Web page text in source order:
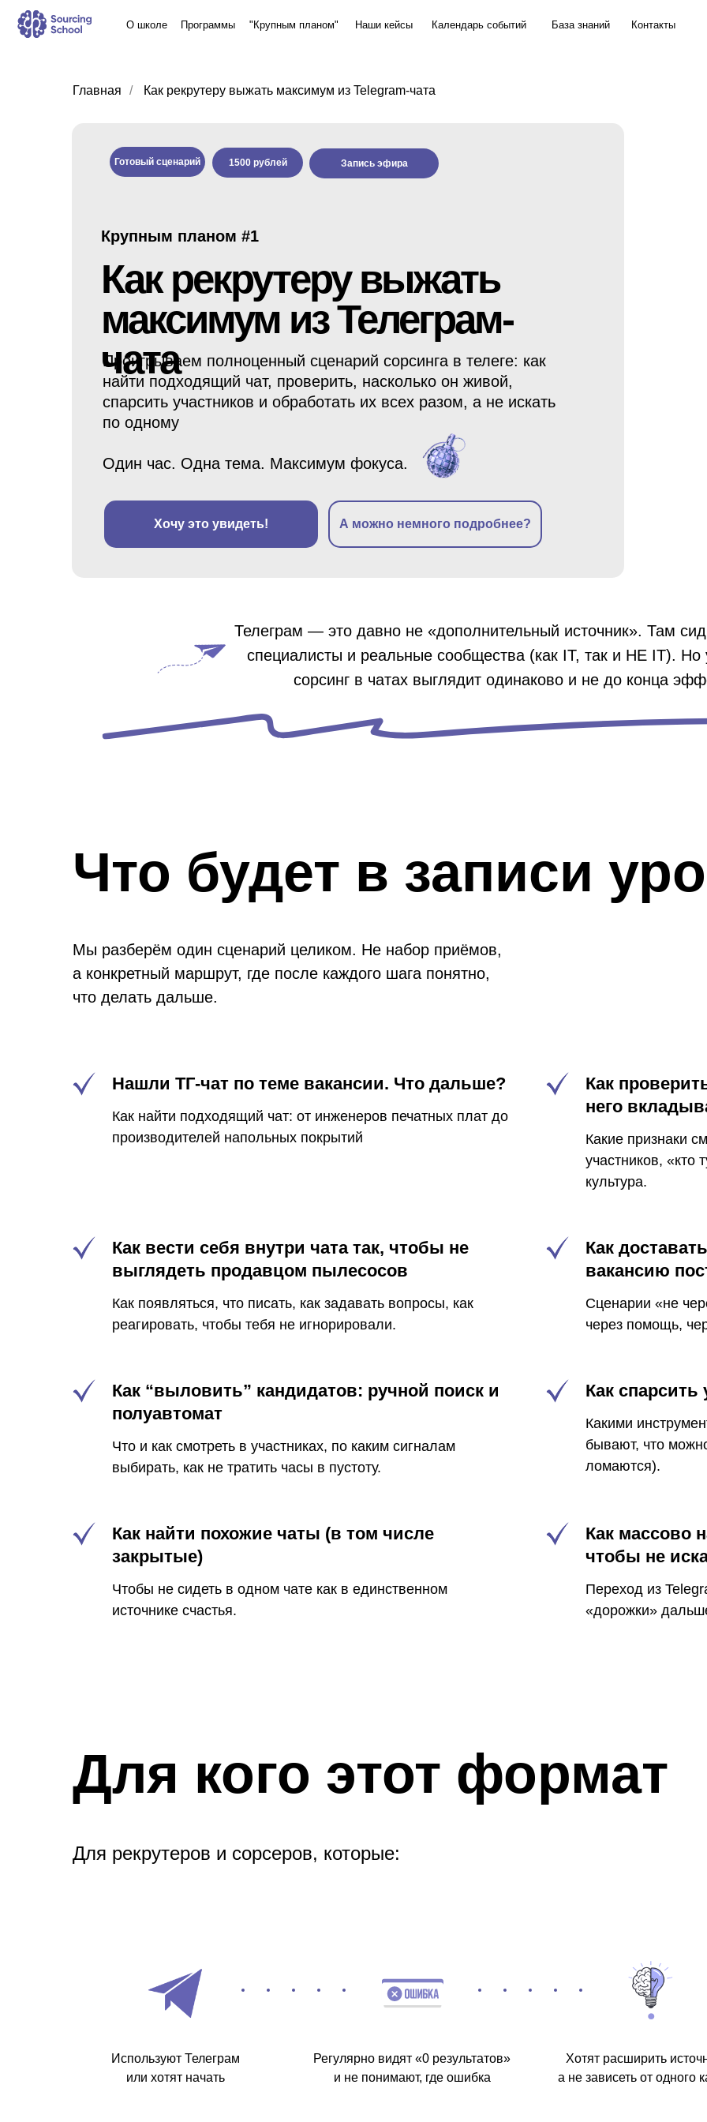
О школе "Крупным планом" Контакты
Наши кейсы Календарь событий База знаний
Программы
Главная / Как рекрутеру выжать максимум из Telegram-чата
Как рекрутеру выжать
максимум из Телеграм-
чата
Проигрываем полноценный сценарий сорсинга в телеге: как
найти подходящий чат, проверить, насколько он живой,
спарсить участников и обработать их всех разом, а не искать
по одному
Один час. Одна тема. Максимум фокуса.
Хочу это увидеть!
Крупным планом #1
Запись эфира
А можно немного подробнее?
1500 рублей
Готовый сценарий
Телеграм — это давно не «дополнительный источник». Там
специалисты и реальные сообщества (как IT, так и НЕ IT). Но
сорсинг в чатах выглядит одинаково и не до конца
Что будет в записи
Мы разберём один сценарий целиком. Не набор приёмов,
а конкретный маршрут, где после каждого шага понятно,
что делать дальше.
Нашли ТГ-чат по теме вакансии. Что дальше?
Как найти подходящий чат: от инженеров печатных плат до
производителей напольных покрытий
Как
него
Какие признаки
участников, «кто
культура.
Как вести себя внутри чата так, чтобы не
выглядеть продавцом пылесосов
Как появляться, что писать, как задавать вопросы, как
реагировать, чтобы тебя не игнорировали.
Как
вакансию
Сценарии «не
через помощь,
Как “выловить” кандидатов: ручной поиск и
полуавтомат
Что и как смотреть в участниках, по каким сигналам
выбирать, как не тратить часы в пустоту.
Как спарсить
Какими
бывают, что
ломаются).
Как найти похожие чаты (в том числе
закрытые)
Чтобы не сидеть в одном чате как в единственном
источнике счастья.
Как массово
чтобы не
Переход из
«дорожки»
Для кого этот формат
Для рекрутеров и сорсеров, которые:
Используют Телеграм
или хотят начать
Регулярно видят «0 результатов»
и не понимают, где ошибка
Хотят расширить
а не зависеть от одного